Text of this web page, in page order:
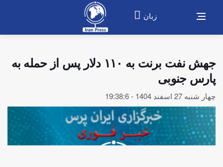
زبان
جهش نفت برنت به ۱۱۰ دلار پس از حمله به
پارس جنوبی
چهار شنبه 27 اسفند 1404 - 19:38:6